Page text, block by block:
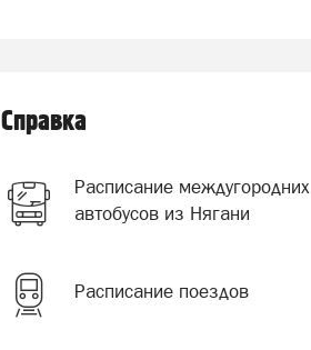
Справка
Расписание междугородних
автобусов из Нягани
Расписание поездов